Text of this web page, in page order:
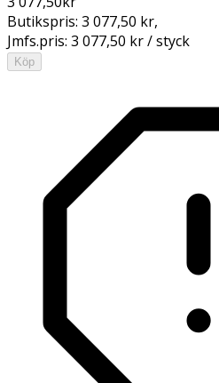
Butikspris: 3 077,50 kr,
Jmfs.pris: 3 077,50 kr / styck
Köp